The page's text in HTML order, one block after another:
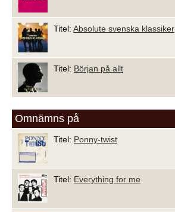
Titel: Absolute svenska klassiker
Titel: Början på allt
Omnämns på
Titel: Ponny-twist
Titel: Everything for me